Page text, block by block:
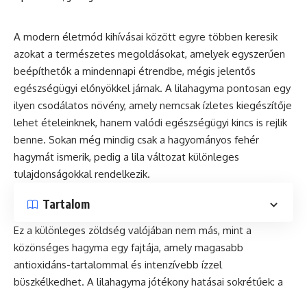
A modern életmód kihívásai között egyre többen keresik
azokat a természetes megoldásokat, amelyek egyszerűen
beépíthetők a mindennapi étrendbe, mégis jelentős
egészségügyi előnyökkel járnak. A lilahagyma pontosan egy
ilyen csodálatos növény, amely nemcsak ízletes kiegészítője
lehet ételeinknek, hanem valódi egészségügyi kincs is rejlik
benne. Sokan még mindig csak a hagyományos fehér
hagymát ismerik, pedig a lila változat különleges
tulajdonságokkal rendelkezik.
Tartalom
Ez a különleges zöldség valójában nem más, mint a
közönséges hagyma egy fajtája, amely magasabb
antioxidáns-tartalommal és intenzívebb ízzel
büszkélkedhet. A lilahagyma jótékony hatásai sokrétűek: a